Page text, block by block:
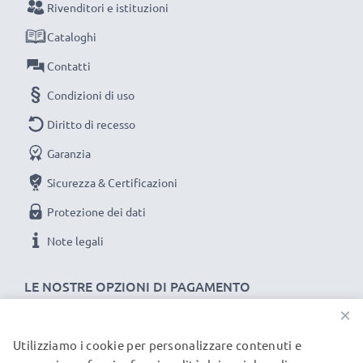
Non lasciarti scappare neanche uno scatto con
questo caricabatteria intelligente, con schermo
LCD, marcato CELLONIC. Ordina ora, spedizione
rapida e 3 anni di garanzia!
LE NOSTRE OPZIONI DI PAGAMENTO
Rivenditori e istituzioni
Cataloghi
Contatti
Condizioni di uso
Diritto di recesso
Garanzia
Sicurezza & Certificazioni
Protezione dei dati
Note legali
I NOSTRI PARTNER DI SPEDIZIONE
×
Utilizziamo i cookie per personalizzare contenuti e